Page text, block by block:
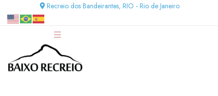
Recreio dos Bandeirantes, RIO - Rio de Janeiro